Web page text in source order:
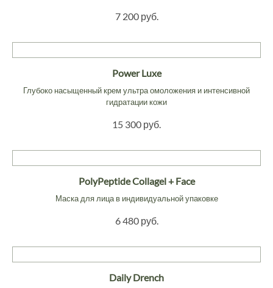
7 200 руб.
Power Luxe
Глубоко насыщенный крем ультра омоложения и интенсивной
гидратации кожи
15 300 руб.
PolyPeptide Collagel + Face
Маска для лица в индивидуальной упаковке
6 480 руб.
Daily Drench